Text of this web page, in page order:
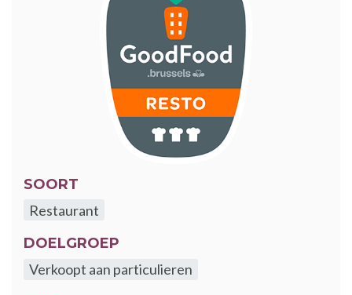
SOORT
Restaurant
DOELGROEP
Verkoopt aan particulieren